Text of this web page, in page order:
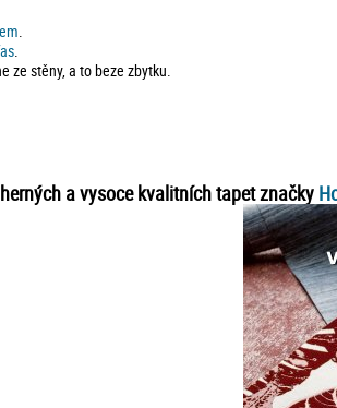
.
.
ze stěny, a to beze zbytku.
a vysoce kvalitních tapet značky